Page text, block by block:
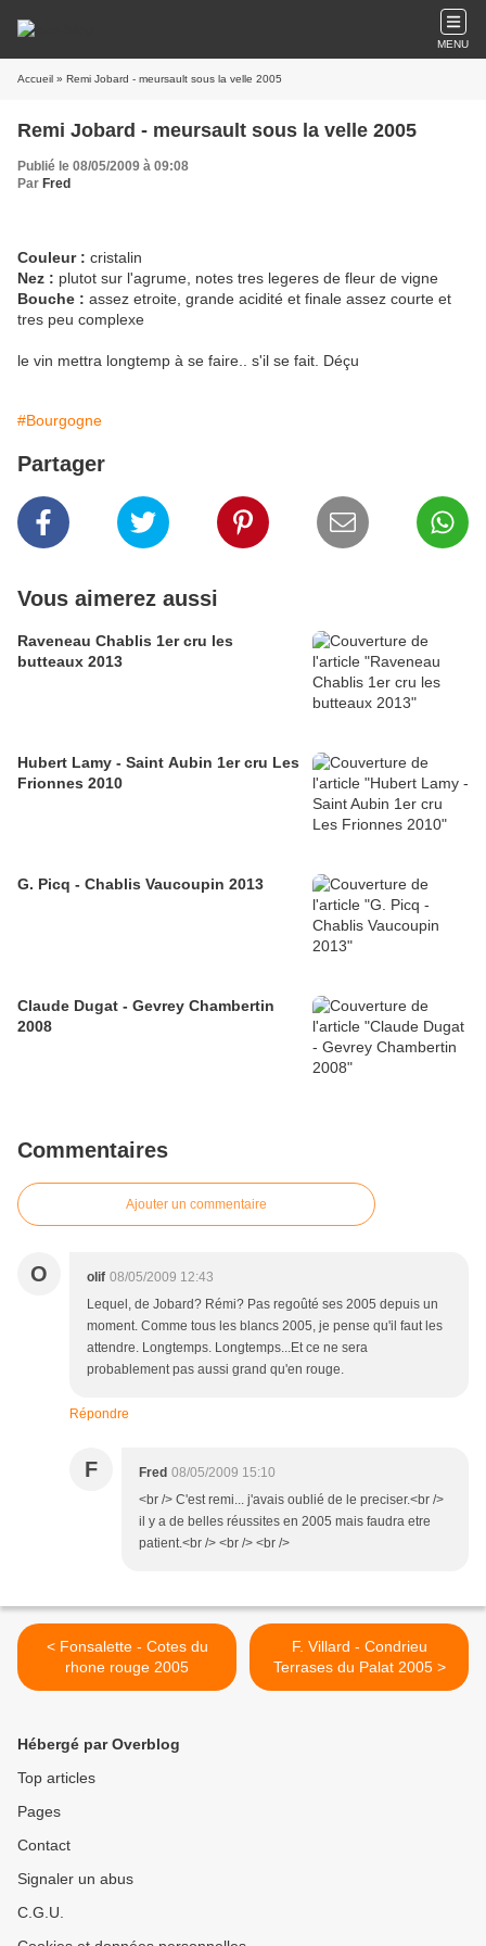
MENU
Accueil » Remi Jobard - meursault sous la velle 2005
Remi Jobard - meursault sous la velle 2005
Publié le 08/05/2009 à 09:08
Par Fred
Couleur : cristalin
Nez : plutot sur l'agrume, notes tres legeres de fleur de vigne
Bouche : assez etroite, grande acidité et finale assez courte et
tres peu complexe
le vin mettra longtemp à se faire.. s'il se fait. Déçu
#Bourgogne
Partager
Vous aimerez aussi
Raveneau Chablis 1er cru les
butteaux 2013
Hubert Lamy - Saint Aubin 1er cru Les
Frionnes 2010
G. Picq - Chablis Vaucoupin 2013
Claude Dugat - Gevrey Chambertin
2008
Commentaires
Ajouter un commentaire
O olif 08/05/2009 12:43
Lequel, de Jobard? Rémi? Pas regoûté ses 2005 depuis un
moment. Comme tous les blancs 2005, je pense qu'il faut les
attendre. Longtemps. Longtemps...Et ce ne sera
probablement pas aussi grand qu'en rouge.
Répondre
F Fred 08/05/2009 15:10
<br /> C'est remi... j'avais oublié de le preciser.<br />
il y a de belles réussites en 2005 mais faudra etre
patient.<br /> <br /> <br />
< Fonsalette - Cotes du
rhone rouge 2005
F. Villard - Condrieu
Terrases du Palat 2005 >
Hébergé par Overblog
Top articles
Pages
Contact
Signaler un abus
C.G.U.